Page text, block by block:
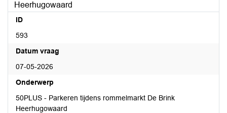
Heerhugowaard
ID
593
Datum vraag
07-05-2026
Onderwerp
50PLUS - Parkeren tijdens rommelmarkt De Brink
Heerhugowaard